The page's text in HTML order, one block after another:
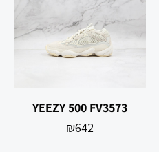
YEEZY 500 FV3573
₪642